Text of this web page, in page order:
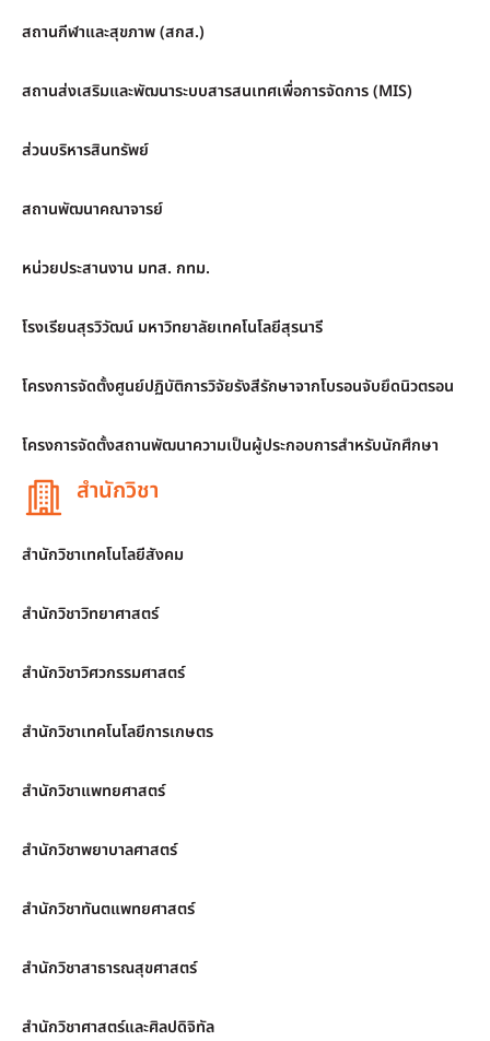
สถานกีฬาและสุขภาพ (สกส.)
สถานส่งเสริมและพัฒนาระบบสารสนเทศเพื่อการจัดการ (MIS)
ส่วนบริหารสินทรัพย์
สถานพัฒนาคณาจารย์
หน่วยประสานงาน มทส. กทม.
โรงเรียนสุรวิวัฒน์ มหาวิทยาลัยเทคโนโลยีสุรนารี
โครงการจัดตั้งศูนย์ปฏิบัติการวิจัยรังสีรักษาจากโบรอนจับยึดนิวตรอน
โครงการจัดตั้งสถานพัฒนาความเป็นผู้ประกอบการสำหรับนักศึกษา
สำนักวิชา
สำนักวิชาเทคโนโลยีสังคม
สำนักวิชาวิทยาศาสตร์
สำนักวิชาวิศวกรรมศาสตร์
สำนักวิชาเทคโนโลยีการเกษตร
สำนักวิชาแพทยศาสตร์
สำนักวิชาพยาบาลศาสตร์
สำนักวิชาทันตแพทยศาสตร์
สำนักวิชาสาธารณสุขศาสตร์
สำนักวิชาศาสตร์และศิลปดิจิทัล